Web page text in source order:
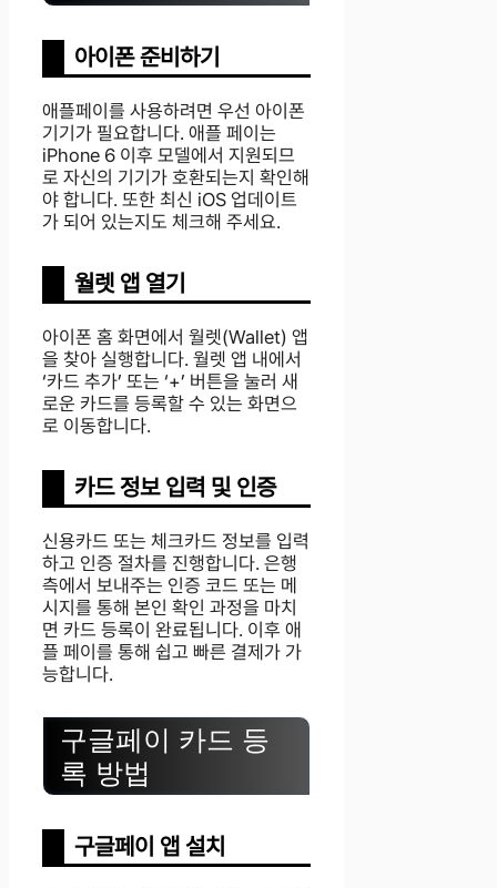
아이폰 준비하기
애플페이를 사용하려면 우선 아이폰
기기가 필요합니다. 애플 페이는
iPhone 6 이후 모델에서 지원되므
로 자신의 기기가 호환되는지 확인해
야 합니다. 또한 최신 iOS 업데이트
가 되어 있는지도 체크해 주세요.
월렛 앱 열기
아이폰 홈 화면에서 월렛(Wallet) 앱
을 찾아 실행합니다. 월렛 앱 내에서
‘카드 추가’ 또는 ‘+’ 버튼을 눌러 새
로운 카드를 등록할 수 있는 화면으
로 이동합니다.
카드 정보 입력 및 인증
신용카드 또는 체크카드 정보를 입력
하고 인증 절차를 진행합니다. 은행
측에서 보내주는 인증 코드 또는 메
시지를 통해 본인 확인 과정을 마치
면 카드 등록이 완료됩니다. 이후 애
플 페이를 통해 쉽고 빠른 결제가 가
능합니다.
구글페이 카드 등
록 방법
구글페이 앱 설치